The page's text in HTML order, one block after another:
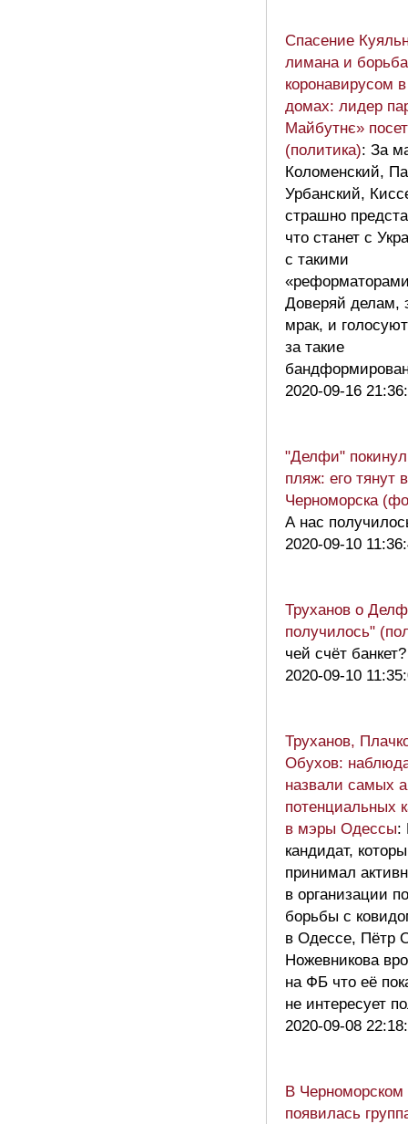
Спасение
лимана и
коронавирусом
домах: лидер
Майбутнє»
(политика): За
Коломенский,
Урбанский,
страшно
что станет с
с такими
Доверяй делам,
мрак, и
за такие
2020-09-16
"Делфи"
пляж: его тянут
Черноморска
А нас
2020-09-10
Труханов о
получилось"
чей счёт банкет?
2020-09-10
Труханов,
Обухов:
назвали самых
потенциальных
в мэры Одессы:
кандидат,
принимал
в организации
борьбы с
в Одессе, Пётр
Ножевникова
на ФБ что её
не интересует
2020-09-08
В Черноморском
появилась